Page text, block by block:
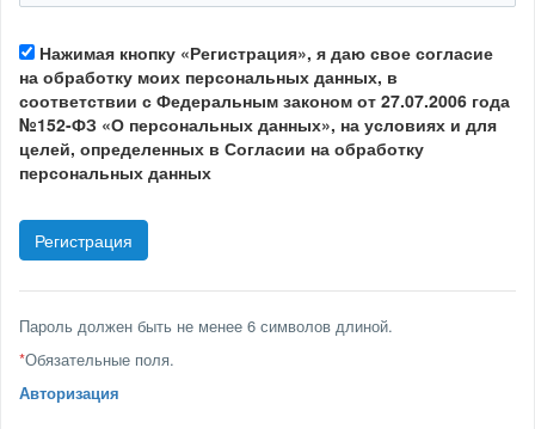
Нажимая кнопку «Регистрация», я даю свое согласие
на обработку моих персональных данных, в
соответствии с Федеральным законом от 27.07.2006 года
№152-ФЗ «О персональных данных», на условиях и для
целей, определенных в Согласии на обработку
персональных данных
Пароль должен быть не менее 6 символов длиной.
*Обязательные поля.
Авторизация